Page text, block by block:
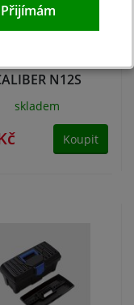
N12S
skladem
Koupit
Přijímám